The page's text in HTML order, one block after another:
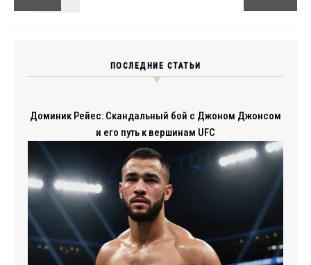
ПОСЛЕДНИЕ СТАТЬИ
Доминик Рейес: Скандальный бой с Джоном Джонсом
и его путь к вершинам UFC